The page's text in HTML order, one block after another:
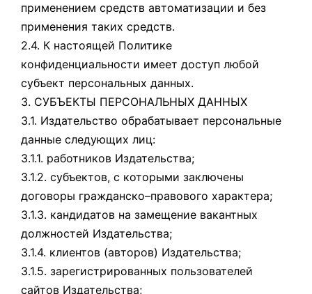
применением средств автоматизации и без
применения таких средств.
2.4. К настоящей Политике
конфиденциальности имеет доступ любой
субъект персональных данных.
3. СУБЪЕКТЫ ПЕРСОНАЛЬНЫХ ДАННЫХ
3.1. Издательство обрабатывает персональные
данные следующих лиц:
3.1.1. работников Издательства;
3.1.2. субъектов, с которыми заключены
договоры гражданско–правового характера;
3.1.3. кандидатов на замещение вакантных
должностей Издательства;
3.1.4. клиентов (авторов) Издательства;
3.1.5. зарегистрированных пользователей
сайтов Издательства;